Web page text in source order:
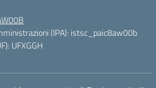
(IPA): istsc_paic8aw00b
UFXGGH